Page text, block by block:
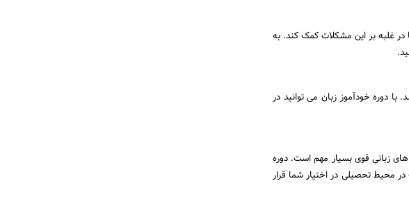
در غلبه بر این مشکلات کمک کند. به
دوره خودآموز زبان می توانید در
زبانی قوی بسیار مهم است. دوره
محیط تحصیلی در اختیار شما قرار